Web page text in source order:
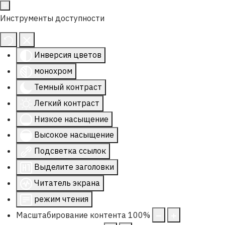
Инструменты доступности
Инверсия цветов
монохром
Темный контраст
Легкий контраст
Низкое насыщение
Высокое насыщение
Подсветка ссылок
Выделите заголовки
Читатель экрана
режим чтения
Масштабирование контента 100%